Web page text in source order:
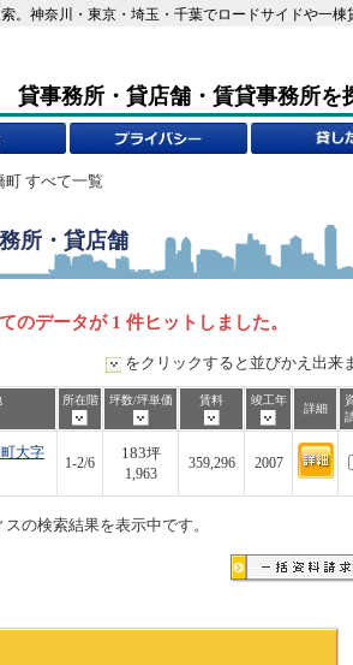
。神奈川・東京・埼玉・千葉でロードサイドや一棟
貸事務所・貸店舗・賃貸事務所を
町 すべて一覧
所・貸店舗
のデータが 1 件ヒットしました。
をクリックすると並びかえ出来
所在階 坪数/坪単価 賃料 竣工年
詳細
大字
1-2/6
183坪
1,963
359,296 2007
の検索結果を表示中です。